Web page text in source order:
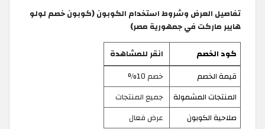
تفاصيل العرض وشروط استخدام الكوبون (كوبون خصم لولو
هايبر ماركت في جمهورية مصر)
كود الخصم
انقر للمشاهدة
قيمة الخصم
خصم 10%
المنتجات المشمولة
جميع المنتجات
صلاحية الكوبون
عرض فعال